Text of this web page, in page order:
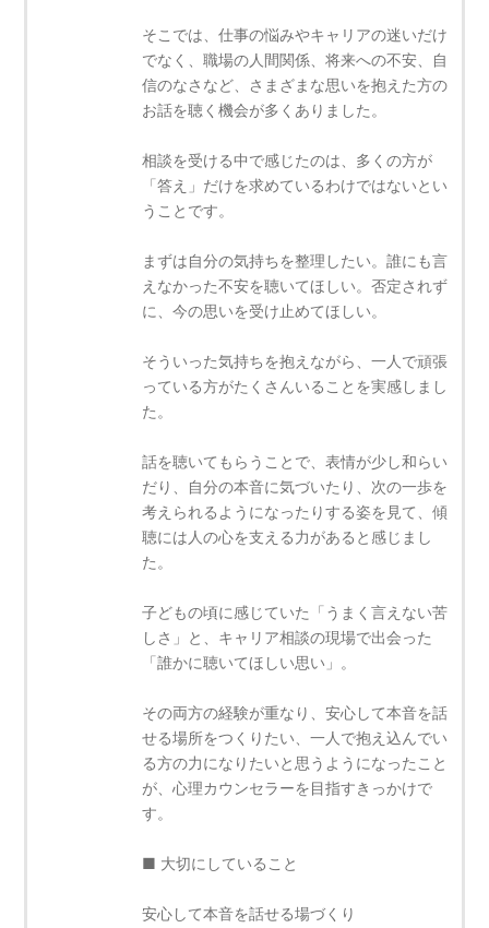
そこでは、仕事の悩みやキャリアの迷いだけ
でなく、職場の人間関係、将来への不安、自
信のなさなど、さまざまな思いを抱えた方の
お話を聴く機会が多くありました。
相談を受ける中で感じたのは、多くの方が
「答え」だけを求めているわけではないとい
うことです。
まずは自分の気持ちを整理したい。誰にも言
えなかった不安を聴いてほしい。否定されず
に、今の思いを受け止めてほしい。
そういった気持ちを抱えながら、一人で頑張
っている方がたくさんいることを実感しまし
た。
話を聴いてもらうことで、表情が少し和らい
だり、自分の本音に気づいたり、次の一歩を
考えられるようになったりする姿を見て、傾
聴には人の心を支える力があると感じまし
た。
子どもの頃に感じていた「うまく言えない苦
しさ」と、キャリア相談の現場で出会った
「誰かに聴いてほしい思い」。
その両方の経験が重なり、安心して本音を話
せる場所をつくりたい、一人で抱え込んでい
る方の力になりたいと思うようになったこと
が、心理カウンセラーを目指すきっかけで
す。
■ 大切にしていること
安心して本音を話せる場づくり